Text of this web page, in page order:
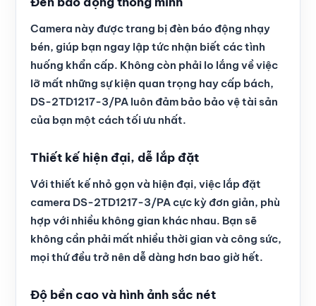
Camera này được trang bị đèn báo động nhạy
bén, giúp bạn ngay lập tức nhận biết các tình
huống khẩn cấp. Không còn phải lo lắng về việc
lỡ mất những sự kiện quan trọng hay cấp bách,
DS-2TD1217-3/PA luôn đảm bảo bảo vệ tài sản
của bạn một cách tối ưu nhất.
Thiết kế hiện đại, dễ lắp đặt
Với thiết kế nhỏ gọn và hiện đại, việc lắp đặt
camera DS-2TD1217-3/PA cực kỳ đơn giản, phù
hợp với nhiều không gian khác nhau. Bạn sẽ
không cần phải mất nhiều thời gian và công sức,
mọi thứ đều trở nên dễ dàng hơn bao giờ hết.
Độ bền cao và hình ảnh sắc nét